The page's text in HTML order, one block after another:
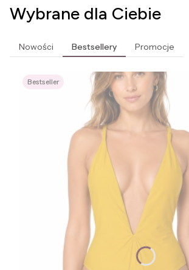
Wybrane dla Ciebie
Nowości Bestsellery Promocje
Bestseller